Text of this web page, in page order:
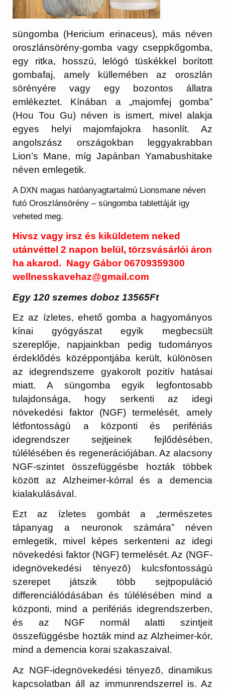
süngomba (Hericium erinaceus), más néven
oroszlánsörény-gomba vagy cseppkőgomba,
egy ritka, hosszú, lelógó tüskékkel borított
gombafaj, amely küllemében az oroszlán
sörényére vagy egy bozontos állatra
emlékeztet. Kínában a „majomfej gomba”
(Hou Tou Gu) néven is ismert, mivel alakja
egyes helyi majomfajokra hasonlít. Az
angolszász országokban leggyakrabban
Lion’s Mane, míg Japánban Yamabushitake
néven emlegetik.
A DXN magas hatóanyagtartalmú Lionsmane néven
futó Oroszlánsörény – süngomba tablettáját igy
veheted meg.
Hivsz vagy irsz és kiküldetem neked
utánvéttel 2 napon belül, törzsvásárlói áron
ha akarod. Nagy Gábor 06709359300
wellnesskavehaz@gmail.com
Egy 120 szemes doboz 13565Ft
Ez az ízletes, ehető gomba a hagyományos
kínai gyógyászat egyik megbecsült
szereplője, napjainkban pedig tudományos
érdeklődés középpontjába került, különösen
az idegrendszerre gyakorolt pozitív hatásai
miatt. A süngomba egyik legfontosabb
tulajdonsága, hogy serkenti az idegi
növekedési faktor (NGF) termelését, amely
létfontosságú a központi és perifériás
idegrendszer sejtjeinek fejlődésében,
túlélésében és regenerációjában. Az alacsony
NGF-szintet összefüggésbe hozták többek
között az Alzheimer-kórral és a demencia
kialakulásával.
Ezt az ízletes gombát a „természetes
tápanyag a neuronok számára” néven
emlegetik, mivel képes serkenteni az idegi
növekedési faktor (NGF) termelését. Az (NGF-
idegnövekedési tényezõ) kulcsfontosságú
szerepet játszik több sejtpopuláció
differenciálódásában és túlélésében mind a
központi, mind a perifériás idegrendszerben,
és az NGF normál alatti szintjeit
összefüggésbe hozták mind az Alzheimer-kór,
mind a demencia korai szakaszaival.
Az NGF-idegnövekedési tényezõ, dinamikus
kapcsolatban áll az immunrendszerrel is. Az